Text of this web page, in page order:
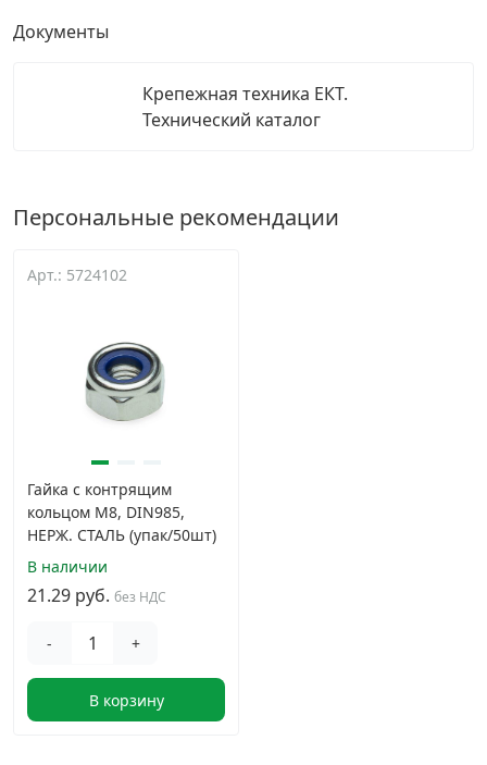
Документы
Крепежная техника ЕКТ.
Технический каталог
Персональные рекомендации
Арт.: 5724102
Гайка с контрящим
кольцом М8, DIN985,
НЕРЖ. СТАЛЬ (упак/50шт)
В наличии
21.29 руб. без НДС
- +
В корзину